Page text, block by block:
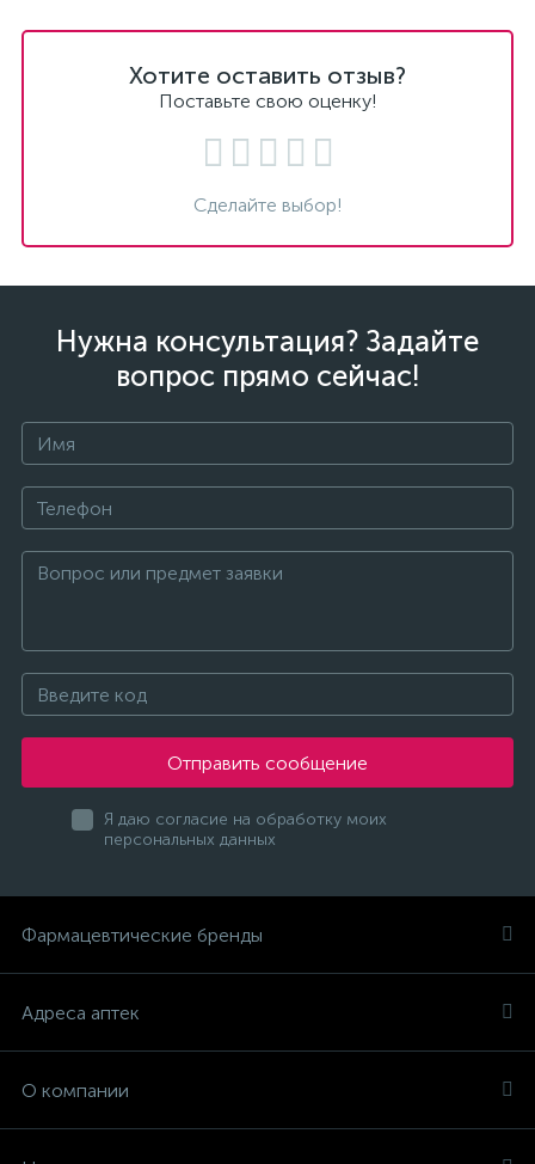
Хотите оставить отзыв?
Поставьте свою оценку!
Сделайте выбор!
Нужна консультация? Задайте
вопрос прямо сейчас!
Отправить сообщение
Я даю согласие на обработку моих
персональных данных
Фармацевтические бренды
Адреса аптек
О компании